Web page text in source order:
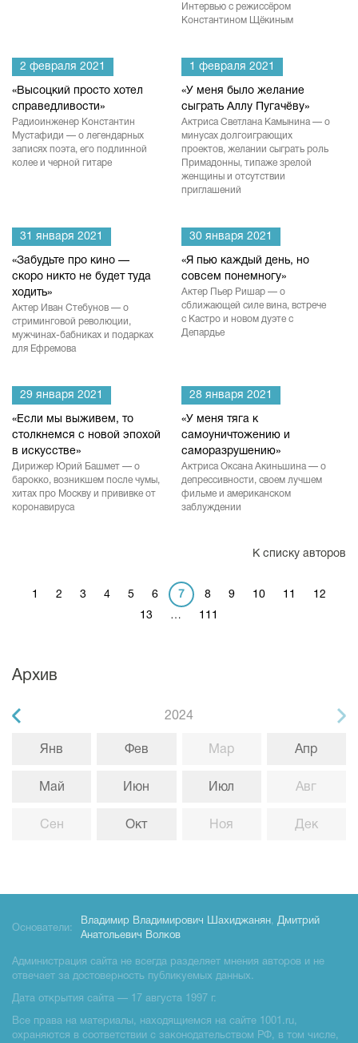
Интервью с режиссёром
Константином Щёкиным
2 февраля 2021
«Высоцкий просто хотел
справедливости»
Радиоинженер Константин
Мустафиди — о легендарных
записях поэта, его подлинной
колее и черной гитаре
1 февраля 2021
«У меня было желание
сыграть Аллу Пугачёву»
Актриса Светлана Камынина — о
минусах долгоиграющих
проектов, желании сыграть роль
Примадонны, типаже зрелой
женщины и отсутствии
приглашений
31 января 2021
«Забудьте про кино —
скоро никто не будет туда
ходить»
Актер Иван Стебунов — о
стриминговой революции,
мужчинах-бабниках и подарках
для Ефремова
30 января 2021
«Я пью каждый день, но
совсем понемногу»
Актер Пьер Ришар — о
сближающей силе вина, встрече
с Кастро и новом дуэте с
Депардье
29 января 2021
«Если мы выживем, то
столкнемся с новой эпохой
в искусстве»
Дирижер Юрий Башмет — о
барокко, возникшем после чумы,
хитах про Москву и прививке от
коронавируса
28 января 2021
«У меня тяга к
самоуничтожению и
саморазрушению»
Актриса Оксана Акиньшина — о
депрессивности, своем лучшем
фильме и американском
заблуждении
К списку авторов
1 2 3 4 5 6 7 8 9 10 11
12
13
… 111
Архив
2024
Янв
Май
Сен
Фев
Июн
Окт
Мар
Июл
Ноя
Апр
Авг
Дек
Основатели:
Владимир Владимирович Шахиджанян, Дмитрий
Анатольевич Волков
Администрация сайта не всегда разделяет мнения авторов и не
отвечает за достоверность публикуемых данных.
Дата открытия сайта — 17 августа 1997 г.
Все права на материалы, находящиемся на сайте 1001.ru,
охраняются в соответствии с законодательством РФ, в том числе,